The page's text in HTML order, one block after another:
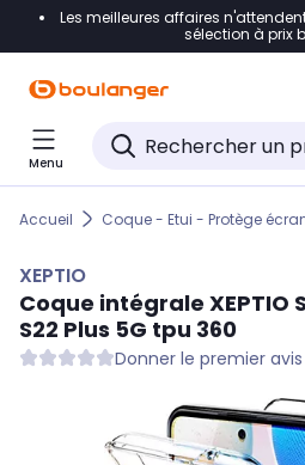
Accéder directement à la
Accéder directement au pied
Accéder directement au
Les meilleures affaires
sélection à prix
Menu
Accueil Coque - Etui - Protège
XEPTIO
Coque intégrale XEPTIO
S22 Plus 5G tpu 360
Donner le premier avis